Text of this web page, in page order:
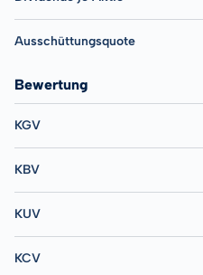
Ausschüttungsquote
Bewertung
KGV
KBV
KUV
KCV